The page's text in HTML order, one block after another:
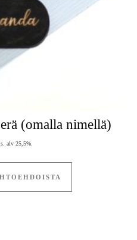
(omalla nimellä)
alv 25,5%.
Tällä tuotteella